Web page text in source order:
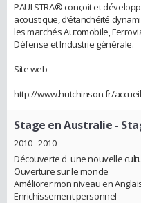
PAULSTRA® conçoit et
acoustique, d’étanchéité
les marchés Automobile,
Défense et Industrie générale.
Site web
http://www.hutchinson.fr/
Stage en Australie -
2010 - 2010
Découverte d' une nouvelle
Ouverture sur le monde
Améliorer mon niveau en
Enrichissement personnel